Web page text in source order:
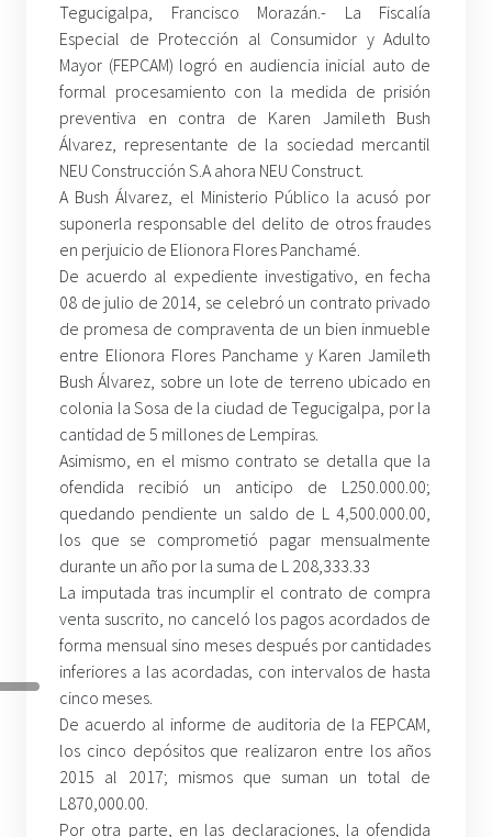
Tegucigalpa, Francisco Morazán.- La Fiscalía
Especial de Protección al Consumidor y Adulto
Mayor (FEPCAM) logró en audiencia inicial auto de
formal procesamiento con la medida de prisión
preventiva en contra de Karen Jamileth Bush
Álvarez, representante de la sociedad mercantil
NEU Construcción S.A ahora NEU Construct.
A Bush Álvarez, el Ministerio Público la acusó por
suponerla responsable del delito de otros fraudes
en perjuicio de Elionora Flores Panchamé.
De acuerdo al expediente investigativo, en fecha
08 de julio de 2014, se celebró un contrato privado
de promesa de compraventa de un bien inmueble
entre Elionora Flores Panchame y Karen Jamileth
Bush Álvarez, sobre un lote de terreno ubicado en
colonia la Sosa de la ciudad de Tegucigalpa, por la
cantidad de 5 millones de Lempiras.
Asimismo, en el mismo contrato se detalla que la
ofendida recibió un anticipo de L250.000.00;
quedando pendiente un saldo de L 4,500.000.00,
los que se comprometió pagar mensualmente
durante un año por la suma de L 208,333.33
La imputada tras incumplir el contrato de compra
venta suscrito, no canceló los pagos acordados de
forma mensual sino meses después por cantidades
inferiores a las acordadas, con intervalos de hasta
cinco meses.
De acuerdo al informe de auditoria de la FEPCAM,
los cinco depósitos que realizaron entre los años
2015 al 2017; mismos que suman un total de
L870,000.00.
Por otra parte, en las declaraciones, la ofendida